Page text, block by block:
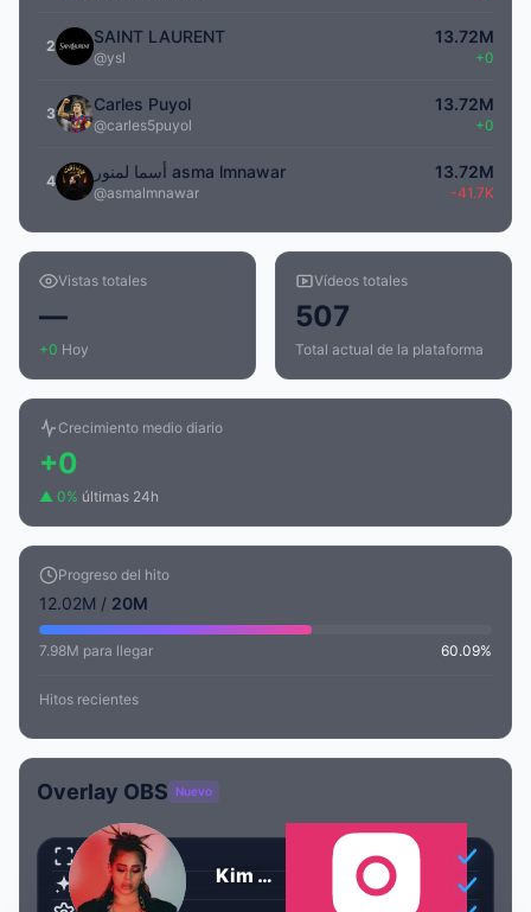
2 SAINT LAURENT
@ysl
13.72M
+0
3 Carles Puyol
@carles5puyol
13.72M
+0
4 أسما لمنور asma lmnawar
@asmalmnawar
13.72M
-41.7K
Vistas totales
—
+0 Hoy
Vídeos totales
507
Total actual de la plataforma
Crecimiento medio diario
+0
▲ 0% últimas 24h
Progreso del hito
12.02M / 20M
7.98M para llegar 60.09%
Hitos recientes
Overlay OBS Nuevo
Kim Shantal 🌹
Transparente
Animado